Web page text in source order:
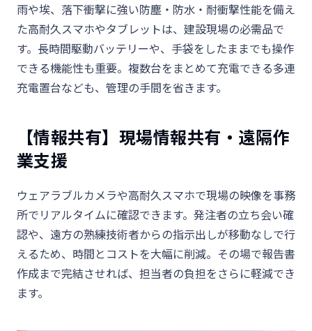
雨や埃、落下衝撃に強い防塵・防水・耐衝撃性能を備え
た高耐久スマホやタブレットは、建設現場の必需品で
す。長時間駆動バッテリーや、手袋をしたままでも操作
できる機能性も重要。複数台をまとめて充電できる多連
充電置台なども、管理の手間を省きます。
【情報共有】現場情報共有・遠隔作
業支援
ウェアラブルカメラや高耐久スマホで現場の映像を事務
所でリアルタイムに確認できます。 発注者の立ち会い確
認や、遠方の熟練技術者からの指示出しが移動なしで行
えるため、時間とコストを大幅に削減。その場で報告書
作成まで完結させれば、担当者の負担をさらに軽減でき
ます。